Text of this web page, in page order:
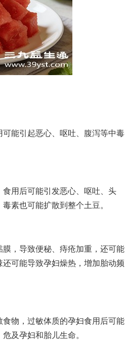
能引起恶心、呕吐、腹泻等中毒
用后可能引发恶心、呕吐、头
素也可能扩散到整个土豆。
，导致便秘、痔疮加重，还可能
可能导致孕妇燥热，增加胎动频
物，过敏体质的孕妇食用后可能
及孕妇和胎儿生命。